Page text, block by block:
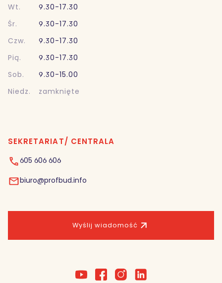
Wyślij wiadomość
Wt.
9.30-17.30
Śr.
9.30-17.30
Czw.
9.30-17.30
Pią.
9.30-17.30
Sob.
9.30-15.00
Niedz.
zamknięte
SEKRETARIAT/ CENTRALA
605 606 606
biuro@profbud.info